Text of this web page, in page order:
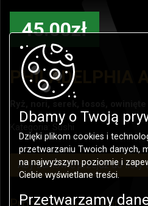
45.00zł
PHILADELPHIA
Sushi
Aby zamówić przejdź do listy
Dbamy o Twoją
Dzięki plikom cookies i
przetwarzaniu Twoich danych,
na najwyższym poziomie i
Ciebie wyświetlane treści.
Przetwarzamy